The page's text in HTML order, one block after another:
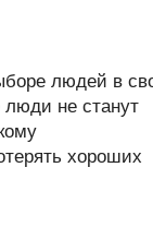
людей в
люди не станут
хороших